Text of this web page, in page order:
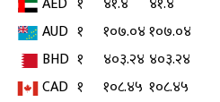
AUD १ १०७.०४१०७.०४
BHD १ ४०३.२४ ४०३.२४
CAD १ १०८.४५ १०८.४५